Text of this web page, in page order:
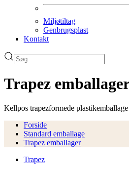
Miljøtiltag
Genbrugsplast
Kontakt
Trapez
Kellpos trapezformede
Forside
Standard emballage
Trapez emballager
Trapez